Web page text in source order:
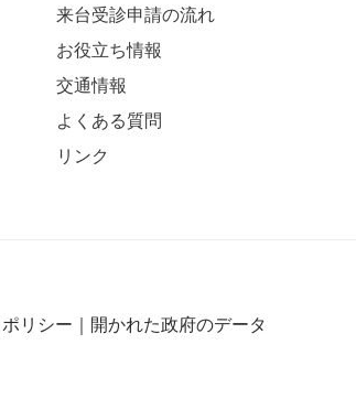
来台受診申請の流れ
お役立ち情報
交通情報
よくある質問
リンク
リシー ｜ 開かれた政府のデータ